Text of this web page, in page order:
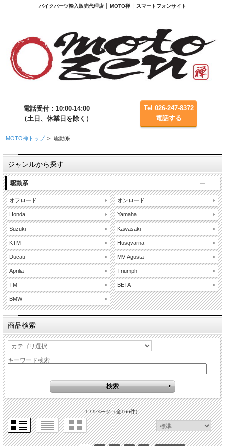
バイクパーツ輸入販売代理店 │ MOTO禅 │ スマートフォンサイト
電話受付：10:00-14:00
（土日、休業日を除く）
Tel 026-247-8372
電話する
MOTO禅トップ > 駆動系
ジャンルから探す
駆動系
オフロード
Honda
Suzuki
KTM
Ducati
Aprilia
TM
BMW
オンロード
Yamaha
Kawasaki
Husqvarna
MV-Agusta
Triumph
BETA
商品検索
キーワード検索
1 / 9ページ（全166件）